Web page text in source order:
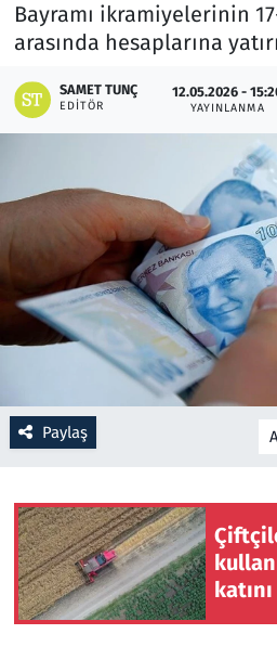
Bayramı ikramiyelerinin
arasında hesaplarına
SAMET TUNÇ
EDITÖR
12.05.2026 -
YAYINLANMA
Paylaş
Memur ve Kamu
Otomobil
Oyun
Ramazan
Resmi İlanlar
Rüya Tabirleri
Sağlık
Savunma Sanayi
Spor
Teknoloji ve Bilim